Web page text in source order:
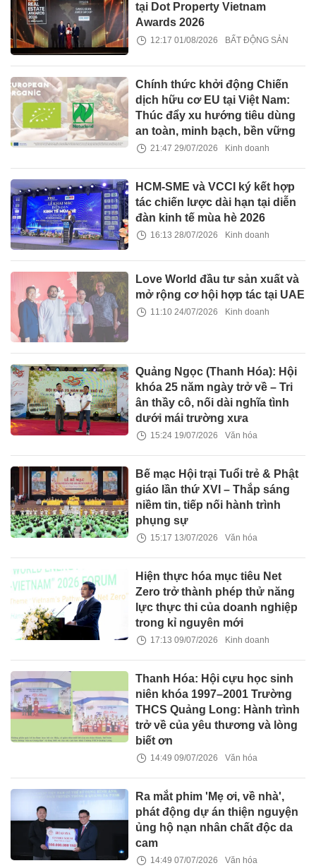
tại Dot Property Vietnam
Awards 2026
12:17 01/08/2026 BẤT ĐỘNG SẢN
Chính thức khởi động Chiến
dịch hữu cơ EU tại Việt Nam:
Thúc đẩy xu hướng tiêu dùng
an toàn, minh bạch, bền vững
21:47 29/07/2026 Kinh doanh
HCM-SME và VCCI ký kết hợp
tác chiến lược dài hạn tại diễn
đàn kinh tế mùa hè 2026
16:13 28/07/2026 Kinh doanh
Love World đầu tư sản xuất và
mở rộng cơ hội hợp tác tại UAE
11:10 24/07/2026 Kinh doanh
Quảng Ngọc (Thanh Hóa): Hội
khóa 25 năm ngày trở về – Tri
ân thầy cô, nối dài nghĩa tình
dưới mái trường xưa
15:24 19/07/2026 Văn hóa
Bế mạc Hội trại Tuổi trẻ & Phật
giáo lần thứ XVI – Thắp sáng
niềm tin, tiếp nối hành trình
phụng sự
15:17 13/07/2026 Văn hóa
Hiện thực hóa mục tiêu Net
Zero trở thành phép thử năng
lực thực thi của doanh nghiệp
trong kỉ nguyên mới
17:13 09/07/2026 Kinh doanh
Thanh Hóa: Hội cựu học sinh
niên khóa 1997–2001 Trường
THCS Quảng Long: Hành trình
trở về của yêu thương và lòng
biết ơn
14:49 09/07/2026 Văn hóa
Ra mắt phim 'Mẹ ơi, về nhà',
phát động dự án thiện nguyện
ủng hộ nạn nhân chất độc da
cam
14:49 07/07/2026 Văn hóa